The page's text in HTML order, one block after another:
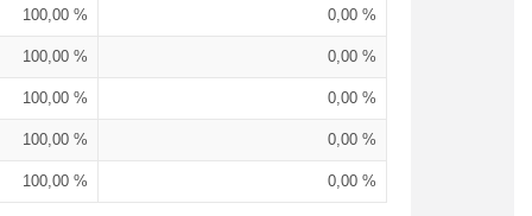
100,00 % 0,00 %
100,00 % 0,00 %
100,00 % 0,00 %
100,00 % 0,00 %
100,00 % 0,00 %